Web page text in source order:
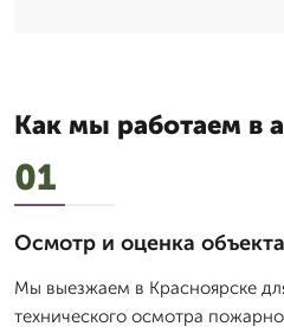
Как мы работаем в
01
Осмотр и оценка объекта
Мы выезжаем в Красноярске
технического осмотра